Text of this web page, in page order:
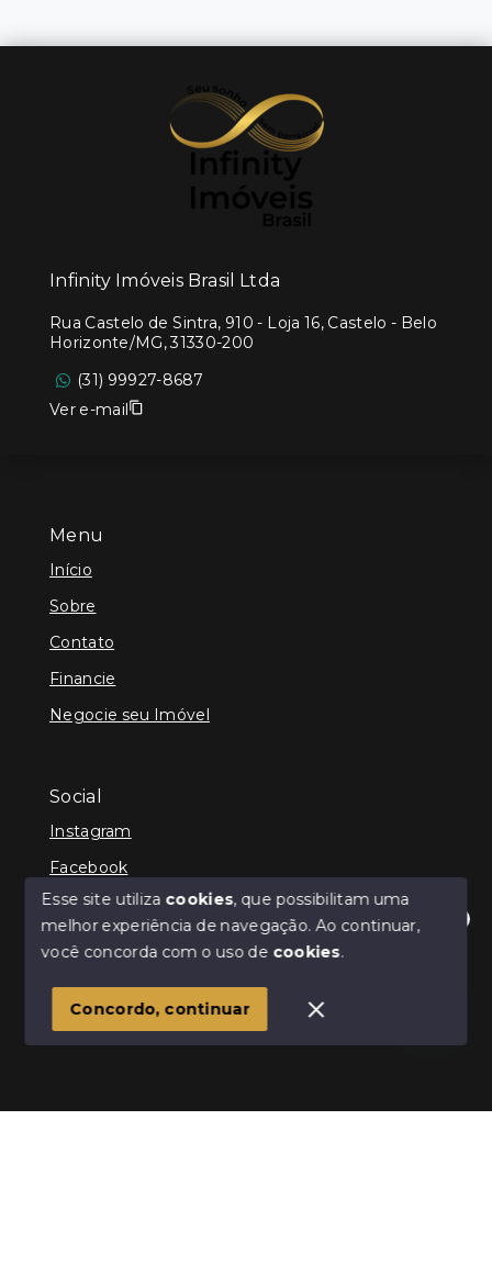
Olá! Estamos disponíveis para te ajudar.
Menu
Início
Sobre
Contato
Financie
Negocie seu Imóvel
Social
Instagram
Facebook
© Copyright 2026 - Infinity Imóveis Brasil Ltda - Todos
SITE PARA IMOBILIARIA
Infinity Imóveis Brasil Ltda
Rua Castelo de Sintra, 910 - Loja 16, Castelo - Belo
Horizonte/MG, 31330-200
(31) 99927-8687
Ver e-mail
Esse site utiliza cookies, que possibilitam uma
melhor experiência de navegação.Ao continuar,
você concorda com o uso de cookies.
Concordo, continuar